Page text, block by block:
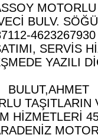
BULV.
SERVİS
YAZILI
BULUT,AHMET
TAŞITLARIN
HİZMETLERİ